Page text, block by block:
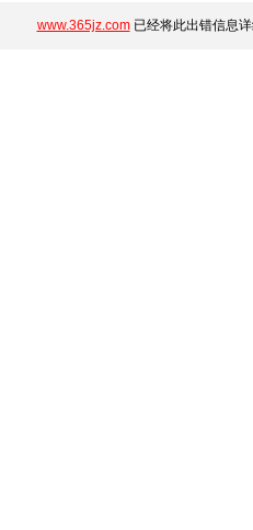
www.365jz.com已经将此出错信息